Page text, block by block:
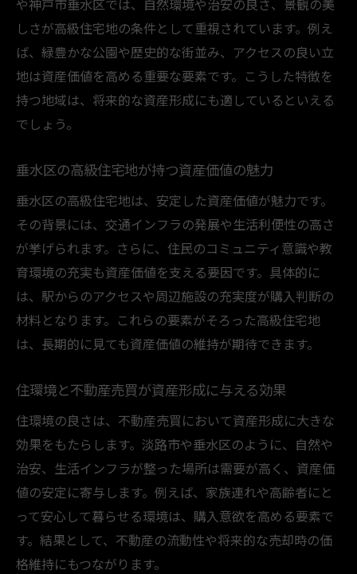
や神戸市垂水区では、自然環境や治安の良さ、景観の美
しさが高級住宅地の条件として重視されています。例え
ば、緑豊かな公園や歴史的な街並み、アクセスの良い立
地は資産価値を高める重要な要素です。こうした特徴を
持つ地域は、将来的な資産形成にも適しているといえる
でしょう。
垂水区の高級住宅地が持つ資産価値の魅力
垂水区の高級住宅地は、安定した資産価値が魅力です。
その背景には、交通インフラの発展や生活利便性の高さ
が挙げられます。さらに、住民のコミュニティ意識や教
育環境の充実も資産価値を支える要因です。具体的に
は、駅からのアクセスや周辺施設の充実度が購入判断の
材料となります。これらの要素がそろった高級住宅地
は、長期的に見ても資産価値の維持が期待できます。
住環境と不動産売買が資産形成に与える効果
住環境の良さは、不動産売買において資産形成に大きな
効果をもたらします。淡路市や垂水区のように、自然や
治安、生活インフラが整った場所は需要が高く、資産価
値の安定に寄与します。例えば、家族連れや高齢者にと
って安心して暮らせる環境は、購入意欲を高める要素で
す。結果として、不動産の流動性や将来的な売却時の価
格維持にもつながります。